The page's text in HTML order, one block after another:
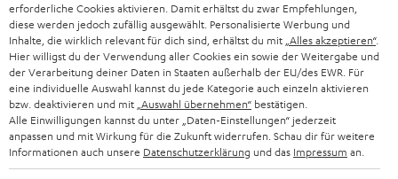
„Kauftipp Award 03/2022!“
www.ocinside.de
03/2022
erforderliche Cookies aktivieren. Damit erhältst du zwar Empfehlungen,
diese werden jedoch zufällig ausgewählt. Personalisierte Werbung und
Inhalte, die wirklich relevant für dich sind, erhältst du mit „Alles akzeptieren“.
Hier willigst du der Verwendung aller Cookies ein sowie der Weitergabe und
der Verarbeitung deiner Daten in Staaten außerhalb der EU/des EWR. Für
eine individuelle Auswahl kannst du jede Kategorie auch einzeln aktivieren
bzw. deaktivieren und mit „Auswahl übernehmen“ bestätigen.
Alle Einwilligungen kannst du unter „Daten-Einstellungen“ jederzeit
anpassen und mit Wirkung für die Zukunft widerrufen. Schau dir für weitere
Informationen auch unsere Datenschutzerklärung und das Impressum an.